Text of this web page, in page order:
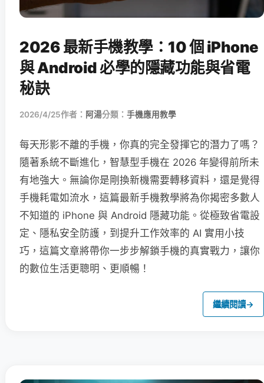
2026 最新手機教學：10 個 iPhone
與 Android 必學的隱藏功能與省電
秘訣
2026/4/25作者： 阿湯分類： 手機應用教學
每天形影不離的手機，你真的完全發揮它的潛力了嗎？
隨著系統不斷進化，智慧型手機在 2026 年變得前所未
有地強大。無論你是剛換新機需要轉移資料，還是覺得
手機耗電如流水，這篇最新手機教學將為你揭密多數人
不知道的 iPhone 與 Android 隱藏功能。從極致省電設
定、隱私安全防護，到提升工作效率的 AI 實用小技
巧，這篇文章將帶你一步步解鎖手機的真實戰力，讓你
的數位生活更聰明、更順暢！
繼續閱讀→